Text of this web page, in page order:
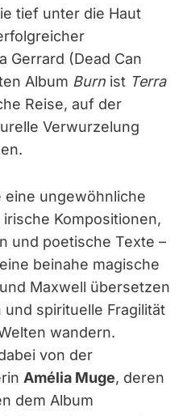
tief unter die Haut
Gerrard (Dead Can
Album Burn ist Terra
Reise, auf der
Verwurzelung
eine ungewöhnliche
Kompositionen,
und poetische Texte –
beinahe magische
Maxwell übersetzen
spirituelle Fragilität
wandern.
von der
Amélia Muge, deren
dem Album